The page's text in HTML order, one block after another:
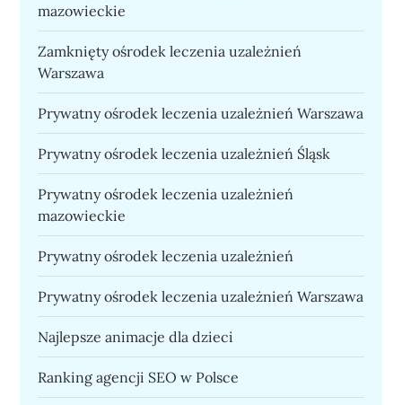
mazowieckie
Zamknięty ośrodek leczenia uzależnień
Warszawa
Prywatny ośrodek leczenia uzależnień Warszawa
Prywatny ośrodek leczenia uzależnień Śląsk
Prywatny ośrodek leczenia uzależnień
mazowieckie
Prywatny ośrodek leczenia uzależnień
Prywatny ośrodek leczenia uzależnień Warszawa
Najlepsze animacje dla dzieci
Ranking agencji SEO w Polsce